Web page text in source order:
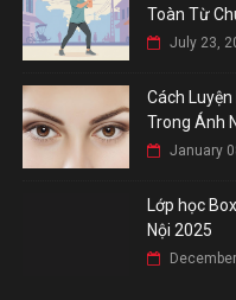
Toàn Từ
July 23,
Cách
Trong Ánh
January
Lớp học
Nội 2025